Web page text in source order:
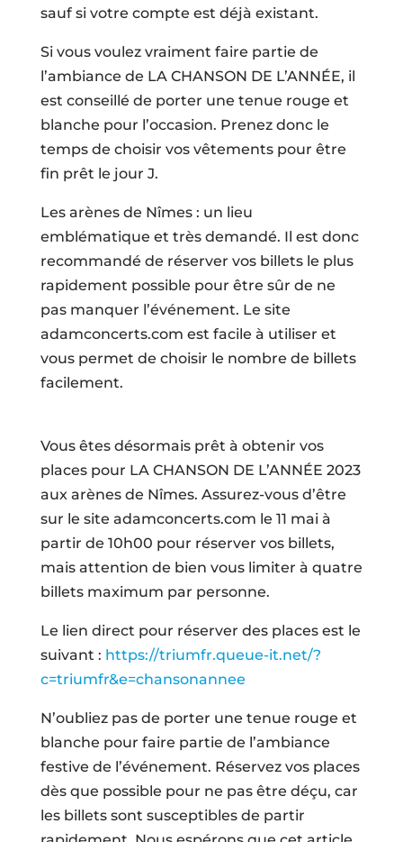
sauf si votre compte est déjà existant.
Si vous voulez vraiment faire partie de
l’ambiance de LA CHANSON DE L’ANNÉE, il
est conseillé de porter une tenue rouge et
blanche pour l’occasion. Prenez donc le
temps de choisir vos vêtements pour être
fin prêt le jour J.
Les arènes de Nîmes : un lieu
emblématique et très demandé. Il est donc
recommandé de réserver vos billets le plus
rapidement possible pour être sûr de ne
pas manquer l’événement. Le site
adamconcerts.com est facile à utiliser et
vous permet de choisir le nombre de billets
facilement.
Vous êtes désormais prêt à obtenir vos
places pour LA CHANSON DE L’ANNÉE 2023
aux arènes de Nîmes. Assurez-vous d’être
sur le site adamconcerts.com le 11 mai à
partir de 10h00 pour réserver vos billets,
mais attention de bien vous limiter à quatre
billets maximum par personne.
Le lien direct pour réserver des places est le
suivant : https://triumfr.queue-it.net/?
c=triumfr&e=chansonannee
N’oubliez pas de porter une tenue rouge et
blanche pour faire partie de l’ambiance
festive de l’événement. Réservez vos places
dès que possible pour ne pas être déçu, car
les billets sont susceptibles de partir